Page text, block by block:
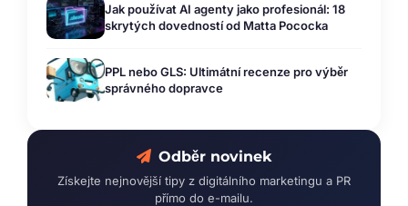
Jak používat AI agenty jako profesionál: 18
skrytých dovedností od Matta Pococka
PPL nebo GLS: Ultimátní recenze pro výběr
správného dopravce
Odběr novinek
Získejte nejnovější tipy z digitálního marketingu a PR
přímo do e-mailu.